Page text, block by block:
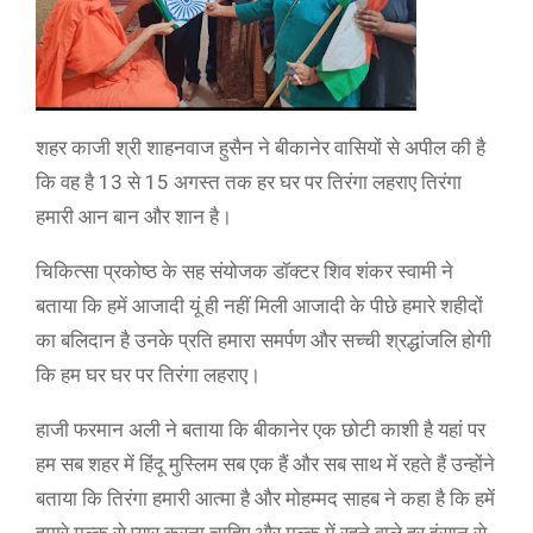
शहर काजी श्री शाहनवाज हुसैन ने बीकानेर वासियों से अपील की है
कि वह है 13 से 15 अगस्त तक हर घर पर तिरंगा लहराए तिरंगा
हमारी आन बान और शान है।
चिकित्सा प्रकोष्ठ के सह संयोजक डॉक्टर शिव शंकर स्वामी ने
बताया कि हमें आजादी यूं ही नहीं मिली आजादी के पीछे हमारे शहीदों
का बलिदान है उनके प्रति हमारा समर्पण और सच्ची श्रद्धांजलि होगी
कि हम घर घर पर तिरंगा लहराए।
हाजी फरमान अली ने बताया कि बीकानेर एक छोटी काशी है यहां पर
हम सब शहर में हिंदू मुस्लिम सब एक हैं और सब साथ में रहते हैं उन्होंने
बताया कि तिरंगा हमारी आत्मा है और मोहम्मद साहब ने कहा है कि हमें